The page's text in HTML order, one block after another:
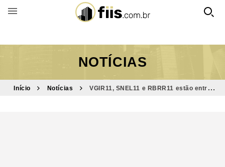
BUSCAR POR FUNDO
NOTÍCIAS
Início Notícias
VGIR11, SNEL11 e RBRR11 estão entre